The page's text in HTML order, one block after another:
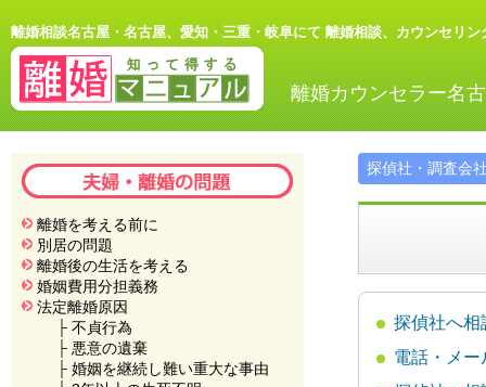
離婚相談名古屋・名古屋、愛知・三重・岐阜にて 離婚相談、カウンセリ
離婚カウンセラー名
離婚を考える前に
別居の問題
離婚後の生活を考える
婚姻費用分担義務
法定離婚原因
├ 不貞行為
├ 悪意の遺棄
├ 婚姻を継続し難い重大な事由
探偵社・調査会
探偵社へ相
電話・メ